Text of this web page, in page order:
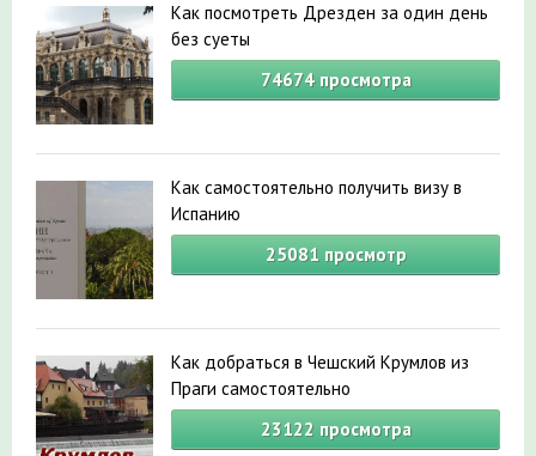
Как посмотреть Дрезден за один день
без суеты
74674просмотра
Как самостоятельно получить визу в
Испанию
25081просмотр
Как добраться в Чешский Крумлов из
Праги самостоятельно
23122 просмотра